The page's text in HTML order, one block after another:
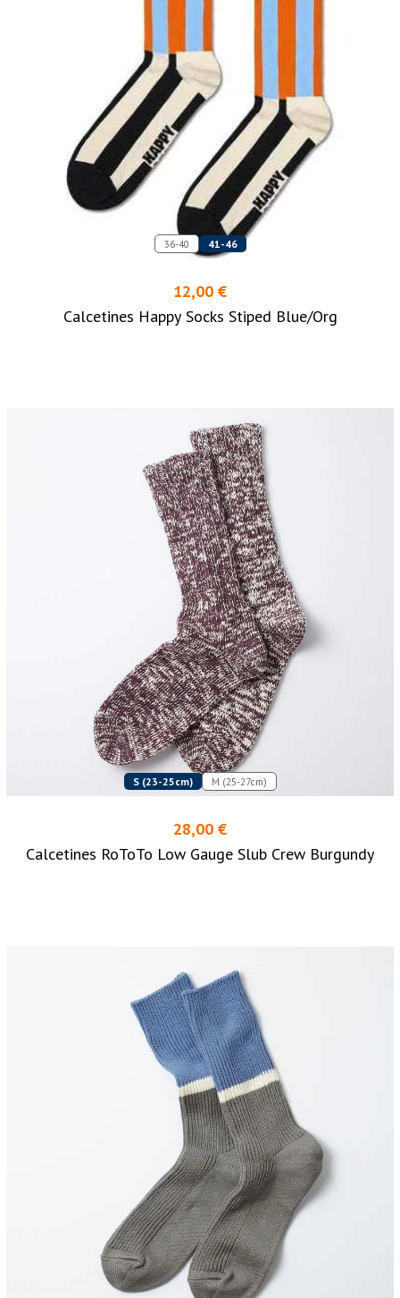
36-40 41-46
12,00 €
Calcetines Happy Socks Stiped Blue/Org
S (23-25cm) M (25-27cm)
28,00 €
Calcetines RoToTo Low Gauge Slub Crew Burgundy